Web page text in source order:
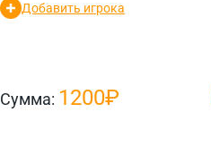
Добавить игрока
Сумма: 1200₽